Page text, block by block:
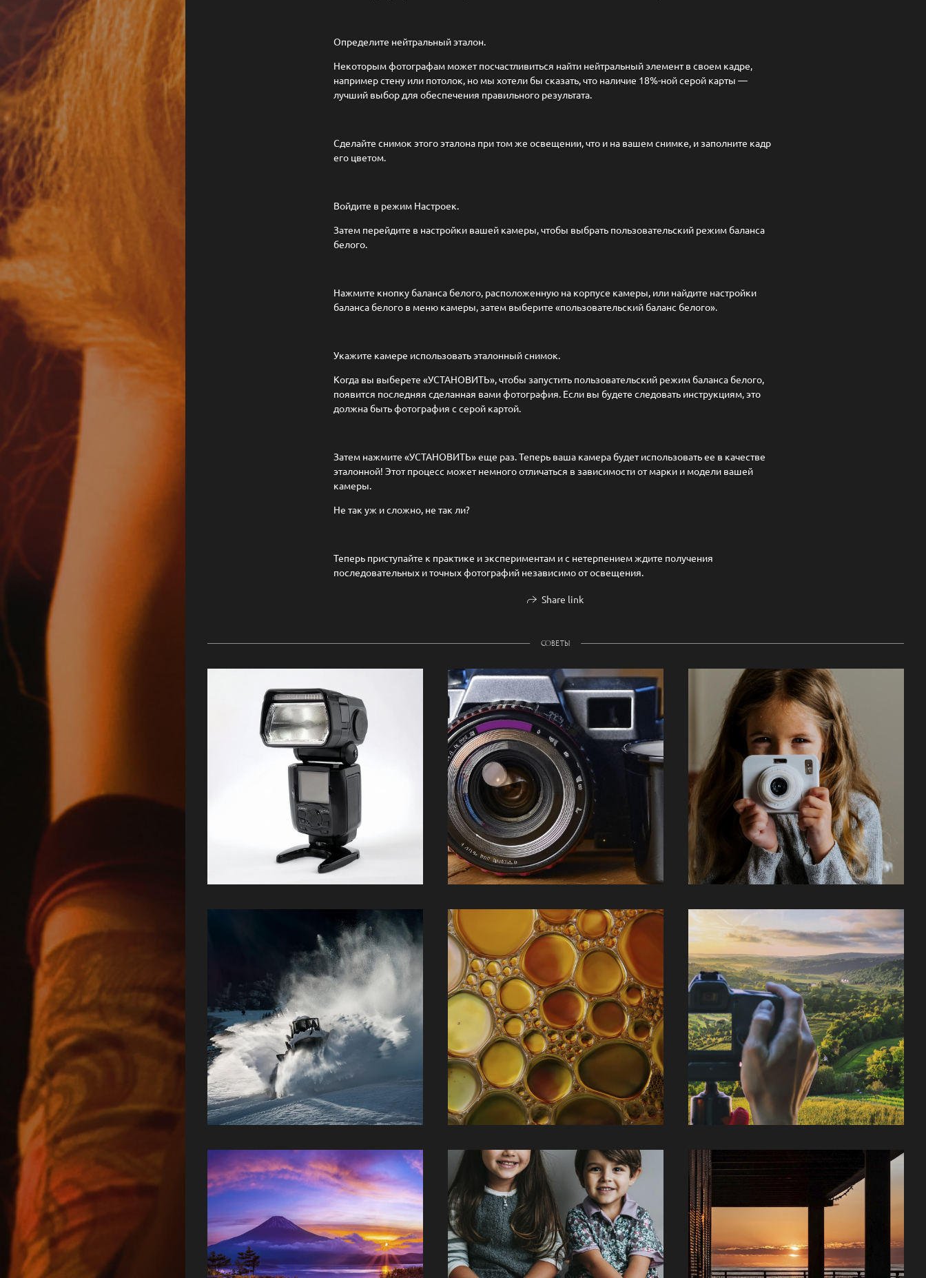
Определите нейтральный эталон.​
Некоторым фотографам может посчастливиться найти нейтральный элемент в своем кадре,
например стену или потолок, но мы хотели бы сказать, что наличие 18%-ной серой карты —
лучший выбор для обеспечения правильного результата.
Сделайте снимок этого эталона при том же освещении, что и на вашем снимке, и заполните кадр
его цветом.
Войдите в режим Настроек.​
Затем перейдите в настройки вашей камеры, чтобы выбрать пользовательский режим баланса
белого.
Нажмите кнопку баланса белого, расположенную на корпусе камеры, или найдите настройки
баланса белого в меню камеры, затем выберите «пользовательский баланс белого».
Укажите камере использовать эталонный снимок.​
Когда вы выберете «УСТАНОВИТЬ», чтобы запустить пользовательский режим баланса белого,
появится последняя сделанная вами фотография. Если вы будете следовать инструкциям, это
должна быть фотография с серой картой.
Затем нажмите «УСТАНОВИТЬ» еще раз. Теперь ваша камера будет использовать ее в качестве
эталонной! Этот процесс может немного отличаться в зависимости от марки и модели вашей
камеры.
Не так уж и сложно, не так ли?
Теперь приступайте к практике и экспериментам и с нетерпением ждите получения
последовательных и точных фотографий независимо от освещения.
Share link
СОВЕТЫ